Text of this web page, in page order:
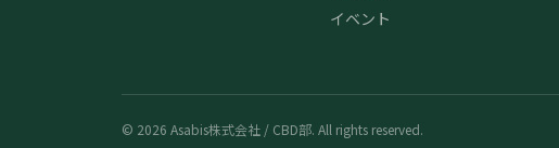
イベント
© 2026 Asabis株式会社 / CBD部. All rights reserved.